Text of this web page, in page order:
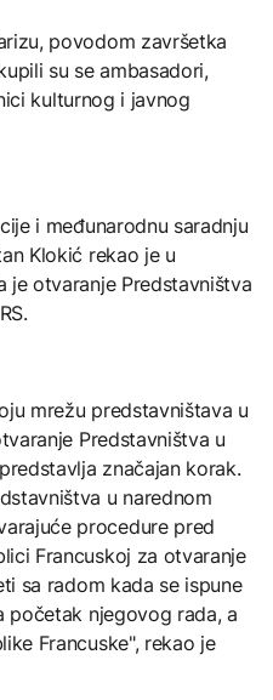
povodom završetka
su se ambasadori,
kulturnog i javnog
i međunarodnu saradnju
Klokić rekao je u
je otvaranje Predstavništva
mrežu predstavništava u
Predstavništva u
značajan korak.
u narednom
procedure pred
Francuskoj za otvaranje
sa radom kada se ispune
početak njegovog rada, a
Francuske", rekao je